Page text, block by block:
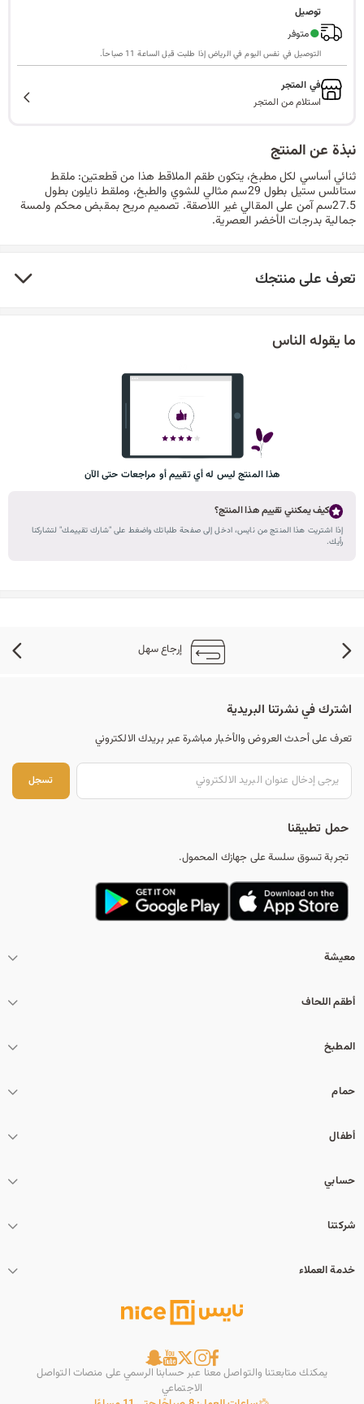
توصيل
●متوفر
التوصيل في نفس اليوم في الرياض إذا طلبت قبل الساعة 11 صباحاً.
في المتجر
استلام من المتجر
نبذة عن المنتج
ثنائي أساسي لكل مطبخ، يتكون طقم الملاقط هذا من قطعتين: ملقط
ستانلس ستيل بطول 29سم مثالي للشوي والطبخ، وملقط نايلون بطول
27.5سم آمن على المقالي غير اللاصقة. تصميم مريح بمقبض محكم ولمسة
جمالية بدرجات الأخضر العصرية.
تعرف على منتجك
ما يقوله الناس
هذا المنتج ليس له أي تقييم أو مراجعات حتى الآن
كيف يمكنني تقييم هذا المنتج؟
إذا اشتريت هذا المنتج من نايس، ادخل إلى صفحة طلباتك واضغط على "شارك تقييمك" لتشاركنا
رأيك.
إرجاع سهل
اشترك في نشرتنا البريدية
تعرف على أحدث العروض والأخبار مباشرة عبر بريدك الالكتروني
تسجل
حمل تطبيقنا
تجربة تسوق سلسة على جهازك المحمول.
معيشة
أطقم اللحاف
المطبخ
حمام
أطفال
حسابي
شركتنا
خدمة العملاء
يمكنك متابعتنا والتواصل معنا عبر حسابنا الرسمي على منصات التواصل
الاجتماعي